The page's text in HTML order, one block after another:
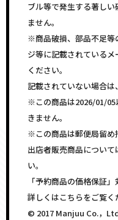
ブル等で発生する著し
ません。
※商品破損、部品不足等
ジ等に記載されている
ください。
記載されていない場合は
※この商品は2026/01/05
きません。
※この商品は郵便局留め
出店者販売商品につい
い。
「予約商品の価格保証」
詳しくはこちらをご覧く
© 2017 Manjuu Co.，